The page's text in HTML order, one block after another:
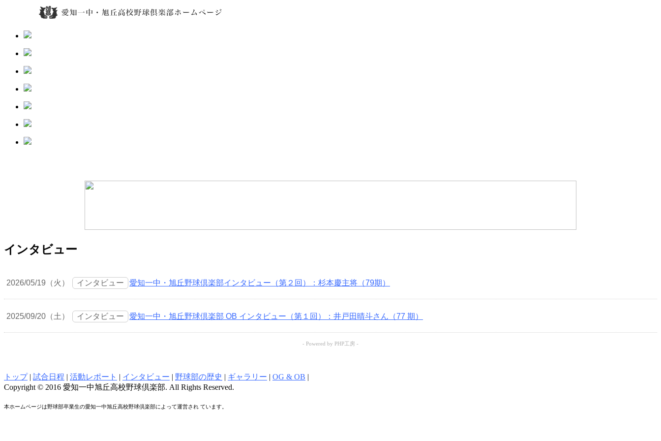
インタビュー
2026/05/19（火） インタビュー 愛知一中・旭丘野球倶楽部インタビュー（第２回）：杉本慶主将（79期）
2025/09/20（土） インタビュー 愛知一中・旭丘野球倶楽部 OB インタビュー（第１回）：井戸田晴斗さん（77 期）
- Powered by PHP工房 -
トップ| 試合日程 | 活動レポート | インタビュー | 野球部の歴史 | ギャラリー | OG & OB |
Copyright © 2016 愛知一中旭丘高校野球倶楽部. All Rights Reserved.
本ホームページは野球部卒業生の愛知一中旭丘高校野球倶楽部によって運営され ています。